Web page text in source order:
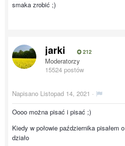
smaka zrobić ;)
jarki 212
Moderatorzy
15524 postów
Napisano Listopad 14, 2021 ·
Oooo można pisać i pisać ;)
Kiedy w połowie października pisałem
działo